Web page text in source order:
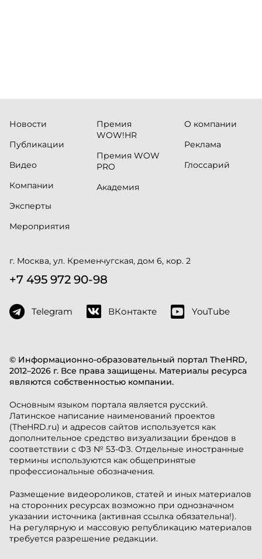
© Информационно-образовательный портал TheHRD,
2012–2026 г. Все права защищены. Материалы ресурса
являются собственностью компании.
Основным языком портала является русский.
Латинское написание наименований проектов
(TheHRD.ru) и адресов сайтов используется как
дополнительное средство визуализации брендов в
соответствии с ФЗ № 53-ФЗ. Отдельные иностранные
термины используются как общепринятые
профессиональные обозначения.
Размещение видеороликов, статей и иных материалов
на сторонних ресурсах возможно при однозначном
указании источника (активная ссылка обязательна!).
На регулярную и массовую републикацию материалов
требуется разрешение редакции.
Новости
Публикации
Видео
Компании
Эксперты
Мероприятия
Премия
WOW!HR
Премия WOW
PRO
Академия
О компании
Реклама
Глоссарий
г. Москва, ул. Кременчугская, дом 6, кор. 2
+7 495 972 90-98
Telegram ВКонтакте YouTube